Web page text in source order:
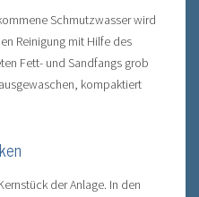
Schmutzwasser wird
Reinigung mit Hilfe des
Fett- und Sandfangs grob
kompaktiert
der Anlage. In den